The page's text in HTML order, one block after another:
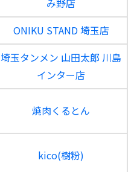
ONIKU STAND 埼玉店
埼玉タンメン 山田太郎 川島
インター店
焼肉くるとん
kico(樹粉)